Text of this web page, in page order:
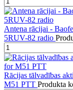
Antena rācijai -
5RUV-82 radio
Rācijas tālvadības
M51 PTT Produkta